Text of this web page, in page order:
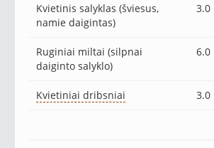
Kvietinis salyklas (šviesus,
namie daigintas)
3.0
Ruginiai miltai (silpnai
daiginto salyklo)
6.0
Kvietiniai dribsniai 3.0